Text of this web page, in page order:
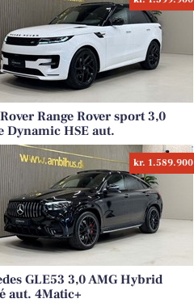
Range Rover sport 3,0
Dynamic HSE aut.
kr. 1.589.900
GLE53 3,0 AMG Hybrid
aut. 4Matic+